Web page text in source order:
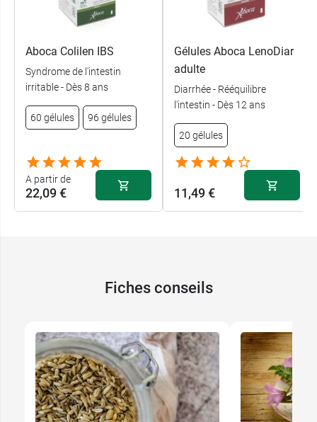
Aboca Colilen IBS
Syndrome de l'intestin
irritable - Dès 8 ans
60 gélules 96 gélules
A partir de
22,09 €
Gélules Aboca LenoDiar
adulte
Diarrhée - Rééquilibre
l'intestin - Dès 12 ans
20 gélules
11,49 €
Fiches conseils